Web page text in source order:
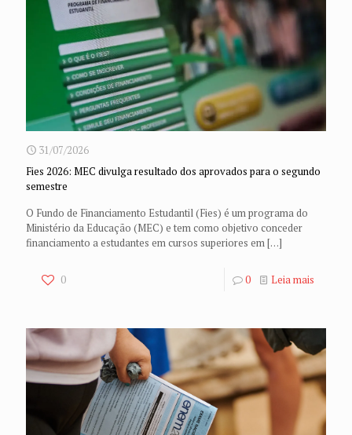
31/07/2026
Fies 2026: MEC divulga resultado dos aprovados para o segundo
semestre
O Fundo de Financiamento Estudantil (Fies) é um programa do
Ministério da Educação (MEC) e tem como objetivo conceder
financiamento a estudantes em cursos superiores em[…]
0 0 Leia mais